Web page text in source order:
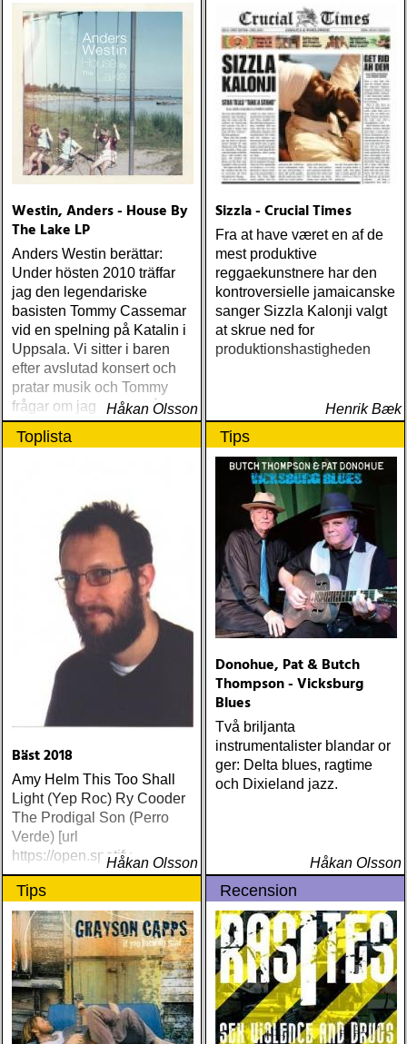
Westin, Anders - House By
The Lake LP
Anders Westin berättar:
Under hösten 2010 träffar
jag den legendariske
basisten Tommy Cassemar
vid en spelning på Katalin i
Uppsala. Vi sitter i baren
efter avslutad konsert och
pratar musik och Tommy
frågar om jag spelar något
instrument
Håkan Olsson
Sizzla - Crucial Times
Fra at have været en af de
mest produktive
reggaekunstnere har den
kontroversielle jamaicanske
sanger Sizzla Kalonji valgt
at skrue ned for
produktionshastigheden
Henrik Bæk
Toplista
Bäst 2018
Amy Helm This Too Shall
Light (Yep Roc) Ry Cooder
The Prodigal Son (Perro
Verde) [url
https://open.spotifyHåkan Olsson
Tips
Donohue, Pat & Butch
Thompson - Vicksburg
Blues
Två briljanta
instrumentalister blandar or
ger: Delta blues, ragtime
och Dixieland jazz.
Håkan Olsson
Tips Recension